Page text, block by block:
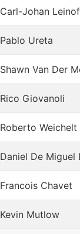
Carl-Johan
Pablo Ureta
Shawn Van Der
Rico Giovanoli
Roberto Weichelt
Daniel De Miguel
Francois Chavet
Kevin Mutlow